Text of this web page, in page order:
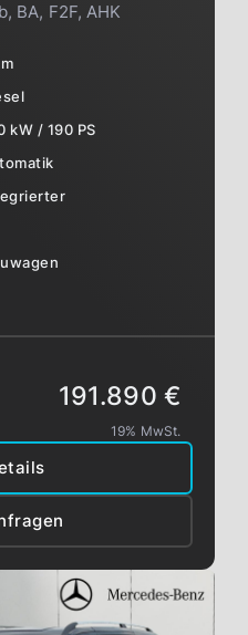
BA, F2F, AHK
kW / 190 PS
191.890 €
19% MwSt.